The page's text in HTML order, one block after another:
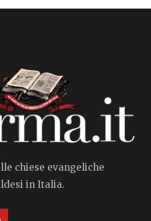
chiese evangeliche
in Italia.